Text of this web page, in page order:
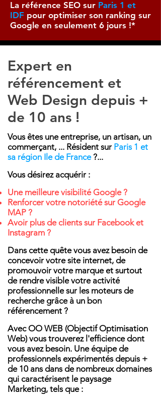
La référence SEO sur Paris 1 et
IDF pour optimiser son ranking sur
Google en seulement 6 jours !*
Expert en
référencement et
Web Design depuis +
de 10 ans !
Vous êtes une entreprise, un artisan, un
commerçant, ... Résident sur Paris 1 et
sa région Ile de France?...
Vous désirez acquérir :
Une meilleurevisibilité Google ?
Renforcer votre notoriété sur Google
MAP ?
Avoir plus de clients sur Facebook et
Instagram ?
Dans cette quête vous avez besoin de
concevoir votre site internet, de
promouvoir votre marque et surtout
de rendre visible votre activité
professionnelle sur les moteurs de
recherche grâce à un bon
référencement ?
Avec OO WEB (Objectif Optimisation
Web) vous trouverez l'efficience dont
vous avez besoin. Une équipe de
professionnels expérimentés depuis +
de 10 ans dans de nombreux domaines
qui caractérisent le paysage
Marketing, tels que :